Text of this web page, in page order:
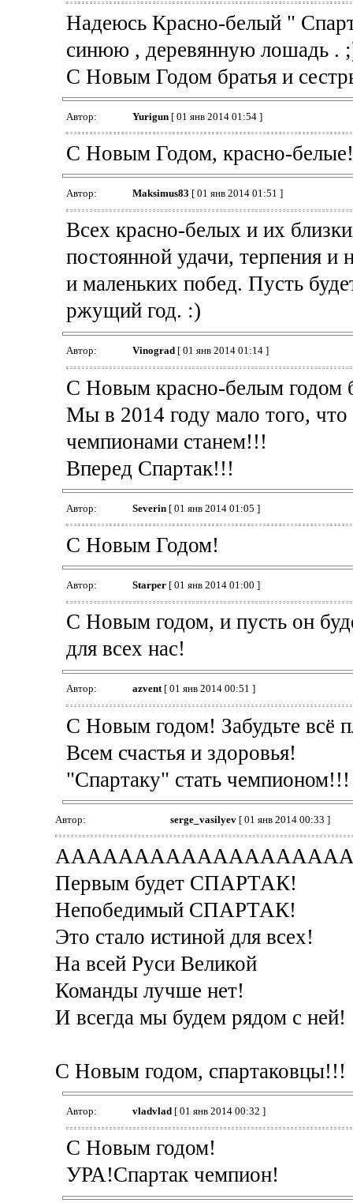
Надеюсь Красно-белый "
синюю , деревянную лошадь .
С Новым Годом братья и
Автор: Yurigun[ 01 янв 2014 01:54 ]
С Новым Годом, красно-белые!
Автор: Maksimus83 [ 01 янв 2014 01:51 ]
Всех красно-белых и их
постоянной удачи, терпения
и маленьких побед. Пусть
ржущий год. :)
Автор: Vinograd[ 01 янв 2014 01:14 ]
С Новым красно-белым годом
Мы в 2014 году мало того,
чемпионами станем!!!
Вперед Спартак!!!
Автор: Severin[ 01 янв 2014 01:05 ]
С Новым Годом!
Автор: Starper[ 01 янв 2014 01:00 ]
С Новым годом, и пусть он
для всех нас!
Автор: azvent[ 01 янв 2014 00:51 ]
С Новым годом! Забудьте всё
Всем счастья и здоровья!
"Спартаку" стать чемпионом!!!
Автор: serge_vasilyev [ 01 янв 2014 00:33 ]
Первым будет СПАРТАК!
Непобедимый СПАРТАК!
Это стало истиной для всех!
На всей Руси Великой
Команды лучше нет!
И всегда мы будем рядом с ней!
С Новым годом, спартаковцы!!!
Автор: vladvlad[ 01 янв 2014 00:32 ]
С Новым годом!
УРА!Спартак чемпион!